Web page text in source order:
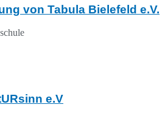
von Tabula Bielefeld e.V.
e.V